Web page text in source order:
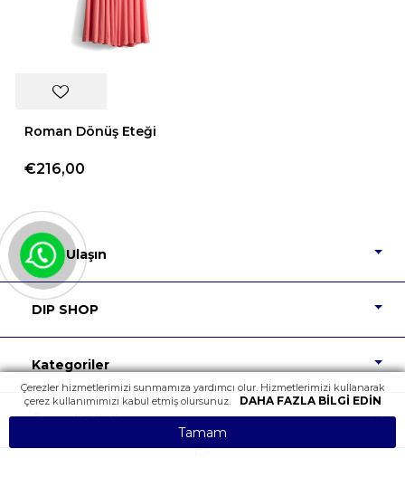
Roman Dönüş Eteği
€216,00
Bize Ulaşın
DIP SHOP
Kategoriler
Önemli Bilgiler
Çerezler hizmetlerimizi sunmamıza yardımcı olur. Hizmetlerimizi kullanarak
çerez kullanımımızı kabul etmiş olursunuz.
DAHA FAZLA BILGI EDIN
Tamam